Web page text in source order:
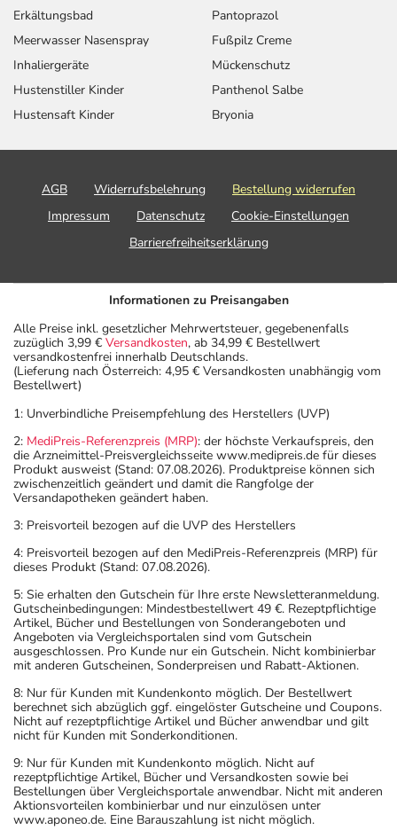
individuell abstimmt, sollten Sie das Arzneimittel daher
nach seinen Anweisungen anwenden.
Aufbewahrung
Das Arzneimittel muss
- vor Feuchtigkeit geschützt (z.B. im fest verschlossenen
Behältnis)
aufbewahrt werden.
Was sollten Sie beachten?
- Vorsicht: Das Reaktionsvermögen kann auch bei
bestimmungsgemäßem Gebrauch beeinträchtigt sein.
Achten Sie vor allem darauf, wenn Sie am Straßenverkehr
teilnehmen oder Maschinen (auch im Haushalt) bedienen,
mit denen Sie sich verletzen können.
- Der Urin kann verfärbt werden.
- Vorsicht: Patienten mit Engwinkelglaukom haben ein
erhöhtes Risiko - besonderes im akuten Anfall.
- Bei Frauen im gebärfähigen Alter sind während und
unter Umständen auch eine Zeit lang nach der Therapie
Sie hierzu Ihren Arzt oder Apotheker an.
- Durch plötzliches Absetzen können Probleme oder
Beschwerden auftreten. Deshalb sollte die Behandlung
langsam, das heißt mit einem schrittweisen
Ausschleichen der Dosis, beendet werden. Lassen Sie
sich dazu am besten von Ihrem Arzt oder Apotheker
beraten.
- Während der Behandlung sind geeignete
schwangerschaftsverhütende Maßnahmen durchzuführen.
- Vor Beginn der Behandlung sollte ein
Schwangerschaftstest durchgeführt werden.
- Vorsicht bei Allergie gegen Maisstärke!
- Es kann Arzneimittel geben, mit denen
Erkältungsbad
Meerwasser Nasenspray
Inhaliergeräte
Hustenstiller Kinder
Hustensaft Kinder
Pantoprazol
Fußpilz Creme
Mückenschutz
Panthenol Salbe
Bryonia
AGB Widerrufsbelehrung
Bestellung widerrufen
Impressum
Datenschutz
Cookie-Einstellungen
Barrierefreiheitserklärung
Informationen zu Preisangaben
Alle Preise inkl. gesetzlicher Mehrwertsteuer, gegebenenfalls
zuzüglich 3,99 € Versandkosten, ab 34,99 € Bestellwert
versandkostenfrei innerhalb Deutschlands.
(Lieferung nach Österreich: 4,95 € Versandkosten unabhängig vom
Bestellwert)
1: Unverbindliche Preisempfehlung des Herstellers (UVP)
2: MediPreis-Referenzpreis (MRP): der höchste Verkaufspreis, den
die Arzneimittel-Preisvergleichsseite www.medipreis.de für dieses
Produkt ausweist (Stand: 07.08.2026). Produktpreise können sich
zwischenzeitlich geändert und damit die Rangfolge der
Versandapotheken geändert haben.
3: Preisvorteil bezogen auf die UVP des Herstellers
4: Preisvorteil bezogen auf den MediPreis-Referenzpreis (MRP) für
dieses Produkt (Stand: 07.08.2026).
5: Sie erhalten den Gutschein für Ihre erste Newsletteranmeldung.
Gutscheinbedingungen: Mindestbestellwert 49 €. Rezeptpflichtige
Artikel, Bücher und Bestellungen von Sonderangeboten und
Angeboten via Vergleichsportalen sind vom Gutschein
ausgeschlossen. Pro Kunde nur ein Gutschein. Nicht kombinierbar
mit anderen Gutscheinen, Sonderpreisen und Rabatt-Aktionen.
8: Nur für Kunden mit Kundenkonto möglich. Der Bestellwert
berechnet sich abzüglich ggf. eingelöster Gutscheine und Coupons.
Nicht auf rezeptpflichtige Artikel und Bücher anwendbar und gilt
nicht für Kunden mit Sonderkonditionen.
9: Nur für Kunden mit Kundenkonto möglich. Nicht auf
rezeptpflichtige Artikel, Bücher und Versandkosten sowie bei
Bestellungen über Vergleichsportale anwendbar. Nicht mit anderen
Aktionsvorteilen kombinierbar und nur einzulösen unter
www.aponeo.de. Eine Barauszahlung ist nicht möglich.